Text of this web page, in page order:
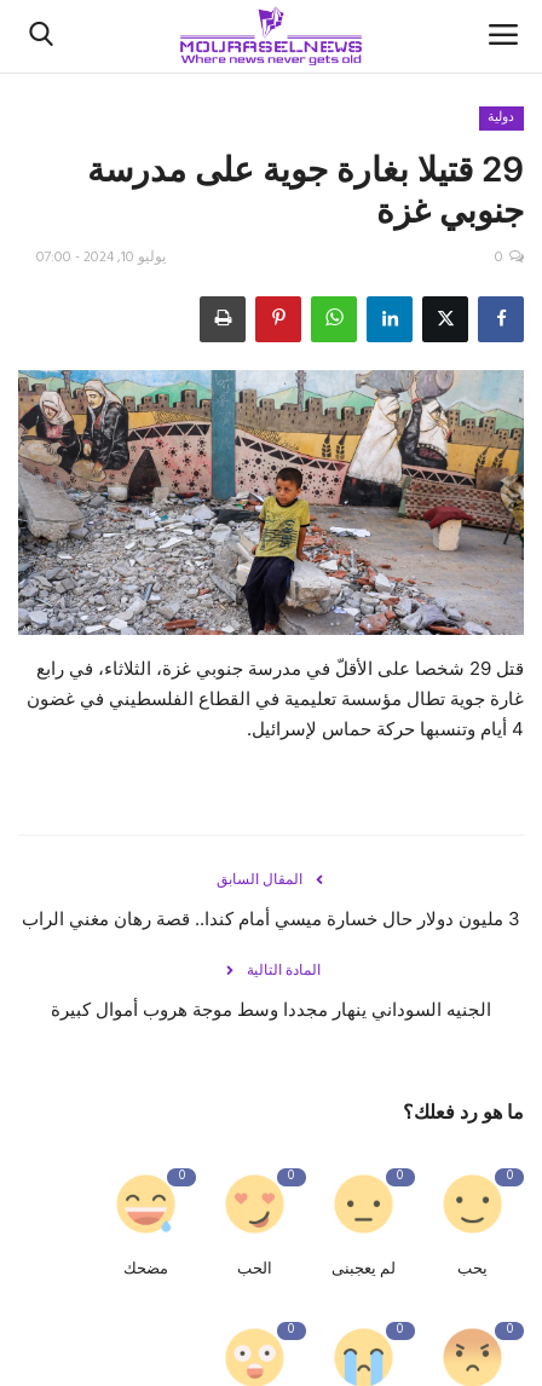
الأخبار
كتّابنا
اقتصاد
علوم وتكنولوجيا
رياضة
فيديو
حياة
دولية
29 قتيلا بغارة جوية على مدرسة
جنوبي غزة
يوليو 10, 2024 - 07:00 0
قتل 29 شخصا على الأقلّ في مدرسة جنوبي غزة، الثلاثاء، في رابع
غارة جوية تطال مؤسسة تعليمية في القطاع الفلسطيني في غضون
4 أيام وتنسبها حركة حماس لإسرائيل.
المقال السابق
3 مليون دولار حال خسارة ميسي أمام كندا.. قصة رهان مغني الراب
المادة التالية
الجنيه السوداني ينهار مجددا وسط موجة هروب أموال كبيرة
ما هو رد فعلك؟
0
يحب
0
لم يعجبنى
0
الحب
0
مضحك
0
0
0